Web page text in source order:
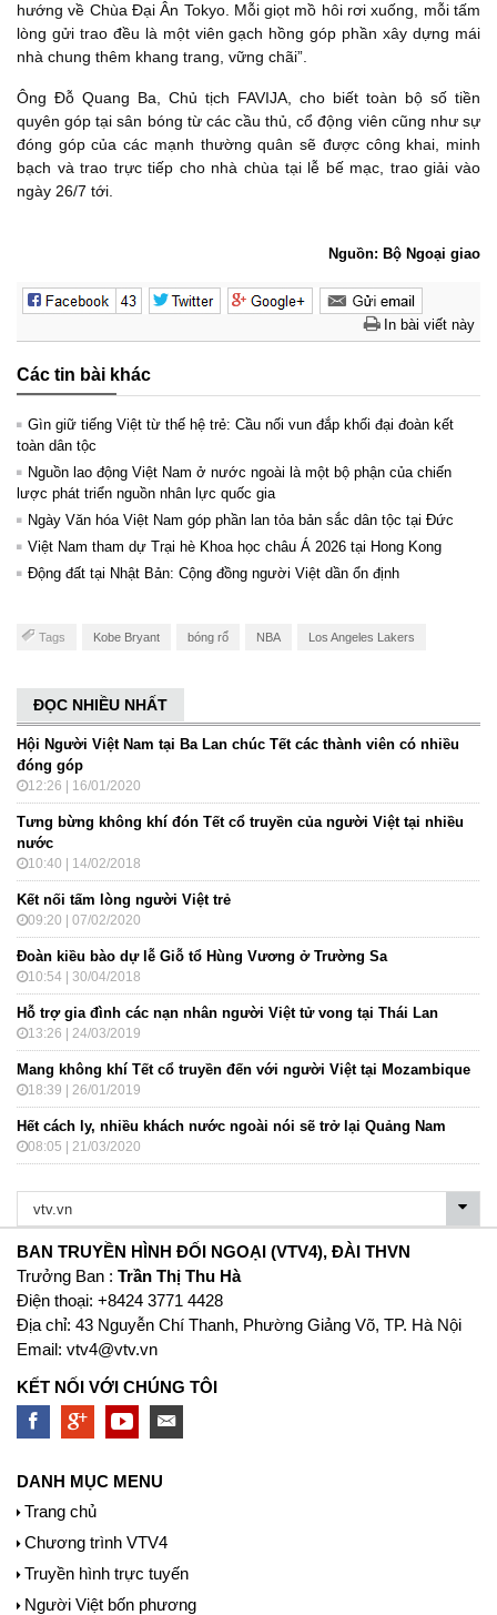
hướng về Chùa Đại Ân Tokyo. Mỗi giọt mồ hôi rơi xuống, mỗi tấm
lòng gửi trao đều là một viên gạch hồng góp phần xây dựng mái
nhà chung thêm khang trang, vững chãi”.
Ông Đỗ Quang Ba, Chủ tịch FAVIJA, cho biết toàn bộ số tiền
quyên góp tại sân bóng từ các cầu thủ, cổ động viên cũng như sự
đóng góp của các mạnh thường quân sẽ được công khai, minh
bạch và trao trực tiếp cho nhà chùa tại lễ bế mạc, trao giải vào
ngày 26/7 tới.
Nguồn: Bộ Ngoại giao
In bài viết này
Các tin bài khác
Gìn giữ tiếng Việt từ thế hệ trẻ: Cầu nối vun đắp khối đại đoàn kết
toàn dân tộc
Nguồn lao động Việt Nam ở nước ngoài là một bộ phận của chiến
lược phát triển nguồn nhân lực quốc gia
Ngày Văn hóa Việt Nam góp phần lan tỏa bản sắc dân tộc tại Đức ​
Việt Nam tham dự Trại hè Khoa học châu Á 2026 tại Hong Kong
Động đất tại Nhật Bản: Cộng đồng người Việt dần ổn định
Tags Kobe Bryant bóng rổ NBA Los Angeles Lakers
ĐỌC NHIỀU NHẤT
Hội Người Việt Nam tại Ba Lan chúc Tết các thành viên có nhiều
đóng góp
12:26 | 16/01/2020
Tưng bừng không khí đón Tết cổ truyền của người Việt tại nhiều
nước
10:40 | 14/02/2018
Kết nối tấm lòng người Việt trẻ
09:20 | 07/02/2020
Đoàn kiều bào dự lễ Giỗ tổ Hùng Vương ở Trường Sa
10:54 | 30/04/2018
Hỗ trợ gia đình các nạn nhân người Việt tử vong tại Thái Lan
13:26 | 24/03/2019
Mang không khí Tết cổ truyền đến với người Việt tại Mozambique
18:39 | 26/01/2019
Hết cách ly, nhiều khách nước ngoài nói sẽ trở lại Quảng Nam
08:05 | 21/03/2020
BAN TRUYỀN HÌNH ĐỐI NGOẠI (VTV4), ĐÀI THVN
Trưởng Ban : Trần Thị Thu Hà
Ðiện thoại: +8424 3771 4428
Địa chỉ: 43 Nguyễn Chí Thanh, Phường Giảng Võ, TP. Hà Nội
Email: vtv4@vtv.vn
KẾT NỐI VỚI CHÚNG TÔI
DANH MỤC MENU
Trang chủ
Chương trình VTV4
Truyền hình trực tuyến
Người Việt bốn phương